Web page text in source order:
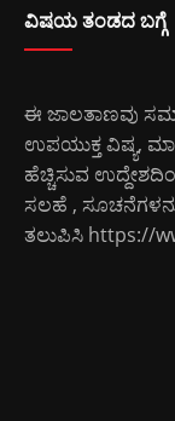
ವಿಷಯ ತಂಡದ ಬಗ್ಗೆ
ಈ ಜಾಲತಾಣವು
ಉಪಯುಕ್ತ ವಿಷ್ಯ,
ಹೆಚ್ಚಿಸುವ
ಸಲಹೆ ,
ತಲುಪಿಸಿ https://